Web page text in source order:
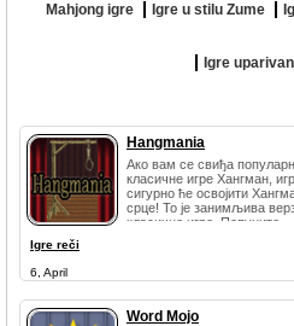
Mahjong igre Igre u stilu Zume
Igre
Hangmania
Ако вам се свиђа
класичне игре Хангман,
сигурно ће освојити
срце! То је занимљива
класичне игре. Попуните...
Igre reči
6, April
Word Mojo